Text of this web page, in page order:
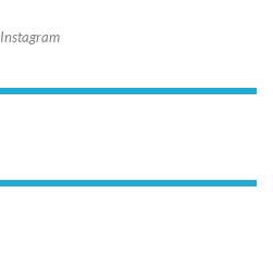
Instagram